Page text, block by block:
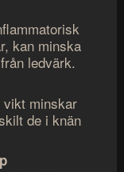
kan minska
ledvärk.
vikt minskar
de i knän